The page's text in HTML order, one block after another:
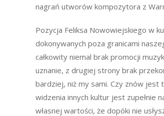
nagrań utworów kompozytora z
Pozycja Feliksa Nowowiejskiego w
dokonywanych poza granicami
całkowity niemal brak promocji
uznanie, z drugiej strony brak
bardziej, niż my sami. Czy znów
widzenia innych kultur jest zupełnie
własnej wartości, że dopóki nie